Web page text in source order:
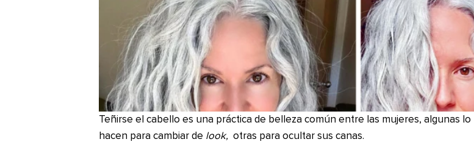
Teñirse el cabello es una práctica de belleza común entre las mujeres, algunas lo
hacen para cambiar de look, otras para ocultar sus canas.